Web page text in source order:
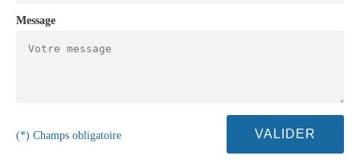
Message
(*) Champs obligatoire